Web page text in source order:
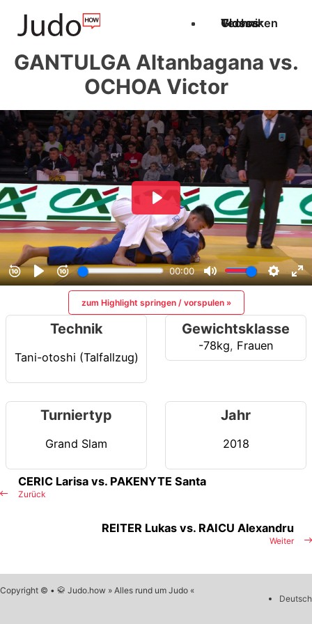
Techniken
Videos
Glossar
GANTULGA Altanbagana vs.
OCHOA Victor
zum Highlight springen / vorspulen »
Technik
Tani-otoshi (Talfallzug)
Gewichtsklasse
-78kg, Frauen
Turniertyp
Grand Slam
Jahr
2018
Zurück
CERIC Larisa vs. PAKENYTE Santa
Weiter
REITER Lukas vs. RAICU Alexandru
Copyright © • 🥋 Judo.how » Alles rund um Judo «
Deutsch